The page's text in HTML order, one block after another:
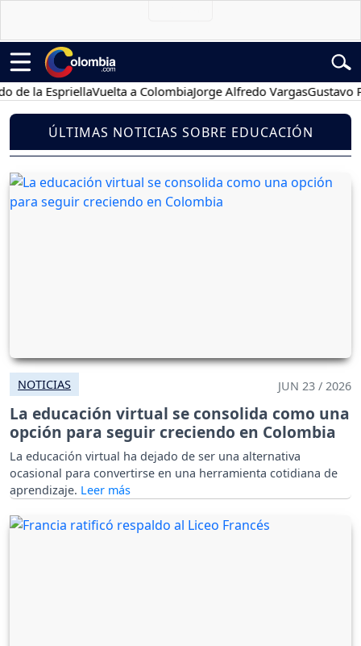
EspriellaVuelta a ColombiaJorge Alfredo VargasGustavo Petro
ÚLTIMAS NOTICIAS SOBRE EDUCACIÓN
NOTICIAS JUN 23 / 2026
La educación virtual se consolida como una
opción para seguir creciendo en Colombia
La educación virtual ha dejado de ser una alternativa
ocasional para convertirse en una herramienta cotidiana de
aprendizaje.